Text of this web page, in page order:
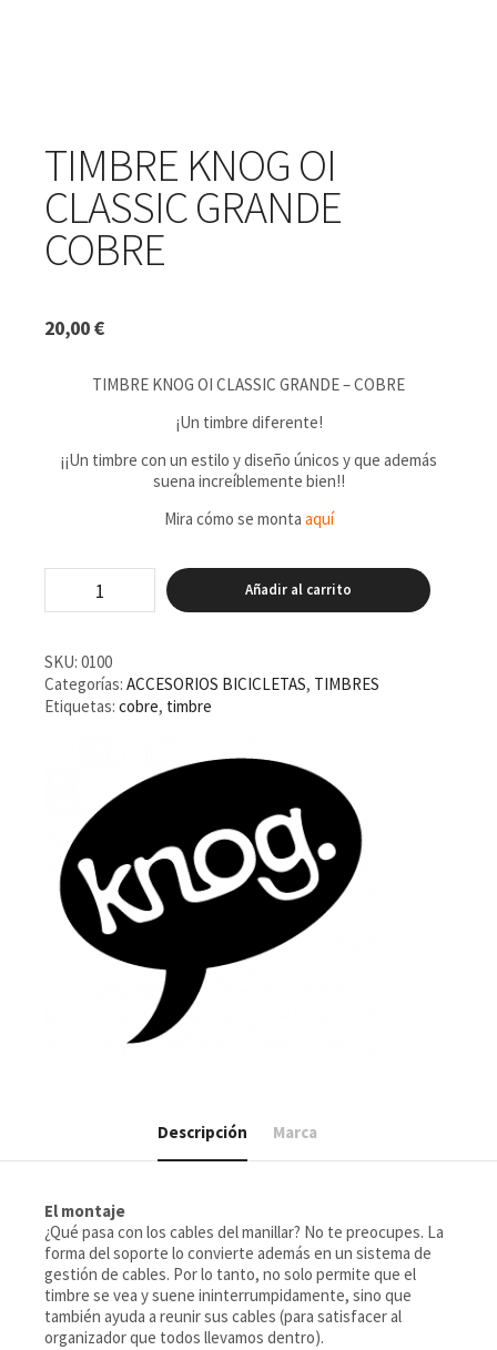
TIMBRE KNOG OI
CLASSIC GRANDE
COBRE
20,00€
TIMBRE KNOG OI CLASSIC GRANDE – COBRE
¡Un timbre diferente!
¡¡Un timbre con un estilo y diseño únicos y que además
suena increíblemente bien!!
Mira cómo se monta aquí
Grande
Cobre
cantidad
Añadir al carrito
SKU: 0100
Categorías: ACCESORIOS BICICLETAS, TIMBRES
Etiquetas: cobre, timbre
Descripción Marca
El montaje
¿Qué pasa con los cables del manillar? No te preocupes. La
forma del soporte lo convierte además en un sistema de
gestión de cables. Por lo tanto, no solo permite que el
timbre se vea y suene ininterrumpidamente, sino que
también ayuda a reunir sus cables (para satisfacer al
organizador que todos llevamos dentro).